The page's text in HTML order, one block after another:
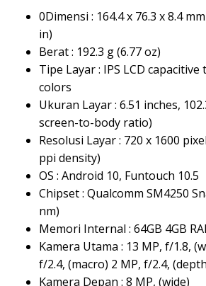
0Dimensi : 164.4 x 76.3 x 8.4
in)
Berat : 192.3 g (6.77 oz)
Tipe Layar : IPS LCD
colors
Ukuran Layar : 6.51 inches,
screen-to-body ratio)
Resolusi Layar : 720 x 1600
ppi density)
OS : Android 10, Funtouch 10.5
Chipset : Qualcomm SM4250
nm)
Memori Internal : 64GB 4GB
Kamera Utama : 13 MP, f/1.8,
f/2.4, (macro) 2 MP, f/2.4,
Kamera Depan : 8 MP, (wide)